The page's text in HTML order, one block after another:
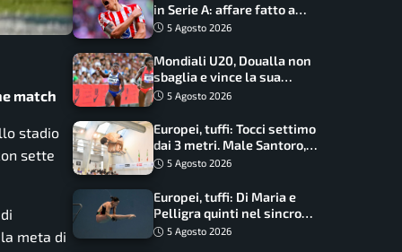
match
stadio
sette
meta di
in Serie A: affare fatto a
cifre sorprendenti
5 Agosto 2026
Mondiali U20, Doualla non
sbaglia e vince la sua
batteria sui 100 metri:
5 Agosto 2026
Europei, tuffi: Tocci settimo
dai 3 metri. Male Santoro,
Wesemann si prende l’oro
5 Agosto 2026
Europei, tuffi: Di Maria e
Pelligra quinti nel sincro
misto. Oro all’Ucraina
5 Agosto 2026